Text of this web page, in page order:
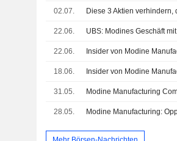
02.07. Diese 3 Aktien verhindern,
22.06.
22.06.
18.06.
31.05.
28.05.